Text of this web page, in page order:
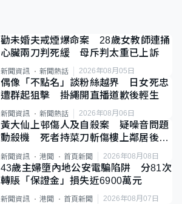
勸未婚夫戒煙爆命案 28歲女教師連捅
心臟兩刀判死緩 母斥判太重已上訴
新聞資訊 新聞熱話 2026年08月05日
偶像「不點名」談粉絲越界 日女死忠
遭群起狙擊 掛繩開直播道歉後輕生
新聞資訊 新聞熱話 2026年08月06日
黃大仙上邨傷人及自殺案 疑噪音問題
動殺機 死者持菜刀斬傷樓上鄰居後墮
新聞資訊 港聞 首頁新聞 2026年08月08日
43歲主婦墮內地公安電騙陷阱 分81次
轉賬「保證金」損失近6900萬元
新聞資訊 港聞 首頁新聞 2026年08月07日